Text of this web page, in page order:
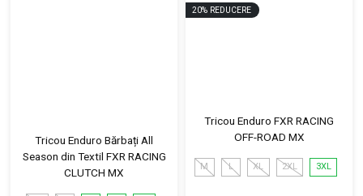
Tricou Enduro Bărbați All
Season din Textil FXR RACING
CLUTCH MX
20% REDUCERE
Tricou Enduro FXR RACING
OFF-ROAD MX
M L XL 2XL 3XL